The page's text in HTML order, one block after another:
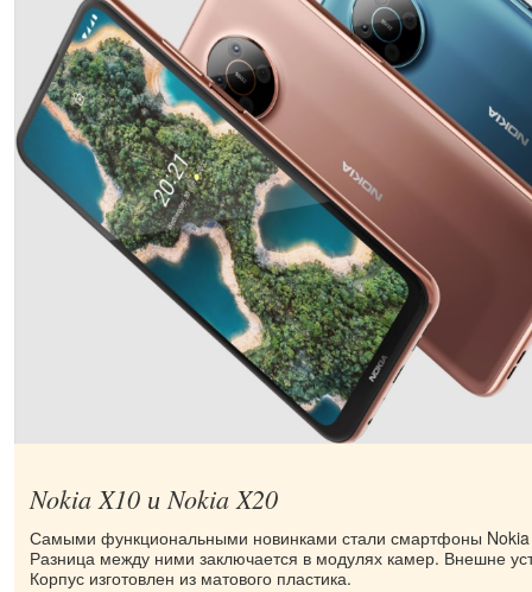
Nokia X10 и Nokia X20
Самыми функциональными новинками стали смартфоны Nokia
Разница между ними заключается в модулях камер. Внешне
Корпус изготовлен из матового пластика.